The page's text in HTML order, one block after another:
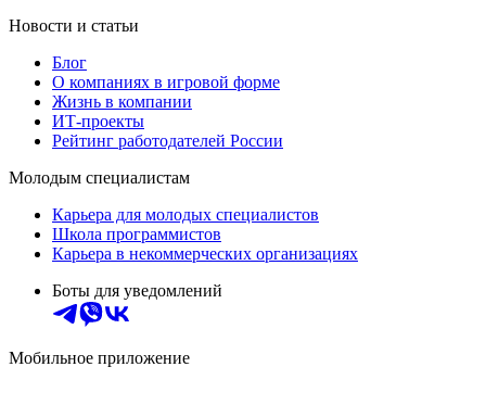
Новости и статьи
Блог
О компаниях в игровой форме
Жизнь в компании
ИТ-проекты
Рейтинг работодателей России
Молодым специалистам
Карьера для молодых специалистов
Школа программистов
Карьера в некоммерческих организациях
Боты для уведомлений
Мобильное приложение